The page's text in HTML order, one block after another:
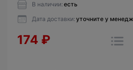
В наличии: есть
Дата доставки: уточните у
174 ₽